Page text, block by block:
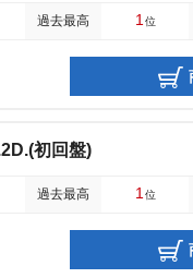
過去最高 1 位
初回盤)
過去最高 1 位